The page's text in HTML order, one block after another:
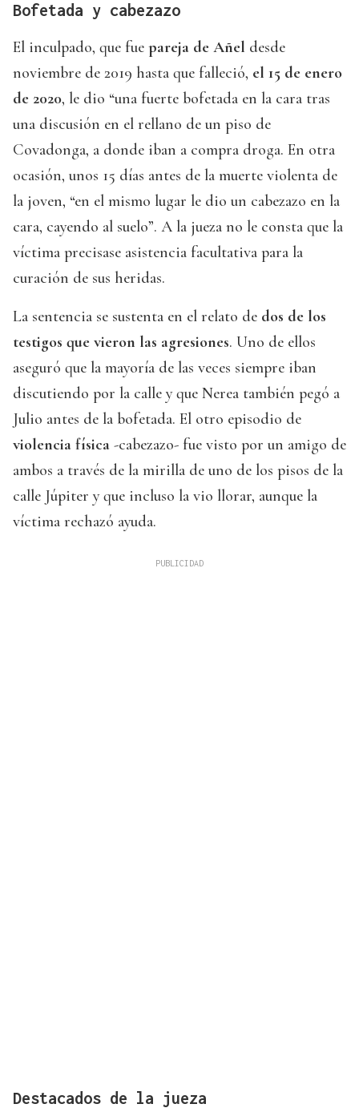
Bofetada y cabezazo
El inculpado, que fue pareja de Añel desde
noviembre de 2019 hasta que falleció, el 15 de enero
de 2020, le dio “una fuerte bofetada en la cara tras
una discusión en el rellano de un piso de
Covadonga, a donde iban a compra droga. En otra
ocasión, unos 15 días antes de la muerte violenta de
la joven, “en el mismo lugar le dio un cabezazo en la
cara, cayendo al suelo”. A la jueza no le consta que la
víctima precisase asistencia facultativa para la
curación de sus heridas.
La sentencia se sustenta en el relato de dos de los
testigos que vieron las agresiones. Uno de ellos
aseguró que la mayoría de las veces siempre iban
discutiendo por la calle y que Nerea también pegó a
Julio antes de la bofetada. El otro episodio de
violencia física -cabezazo- fue visto por un amigo de
ambos a través de la mirilla de uno de los pisos de la
calle Júpiter y que incluso la vio llorar, aunque la
víctima rechazó ayuda.
Destacados de la jueza